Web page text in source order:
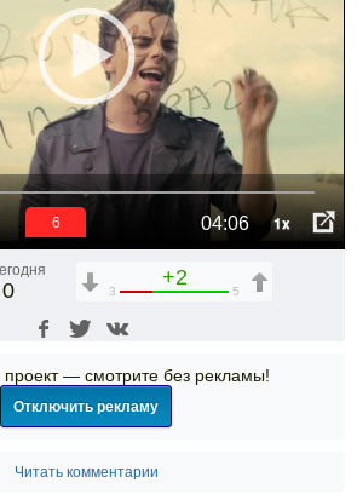
04:06 1x
6
0
+2
3 5
— смотрите без рекламы!
Отключить рекламу
Читать комментарии